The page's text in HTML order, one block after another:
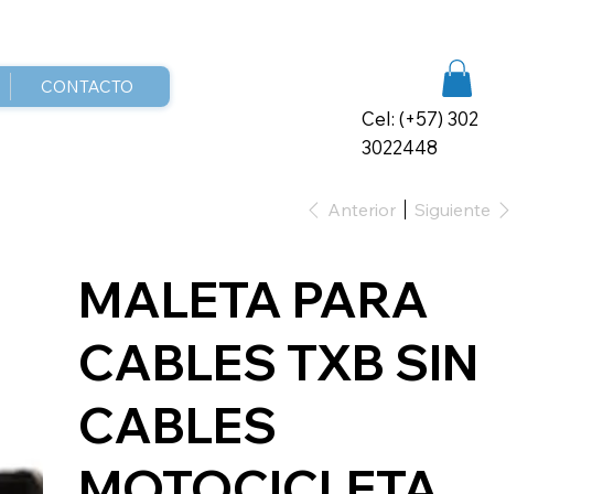
CONTACTO
Cel: (+57) 302
3022448
Anterior Siguiente
MALETA PARA
CABLES TXB SIN
CABLES